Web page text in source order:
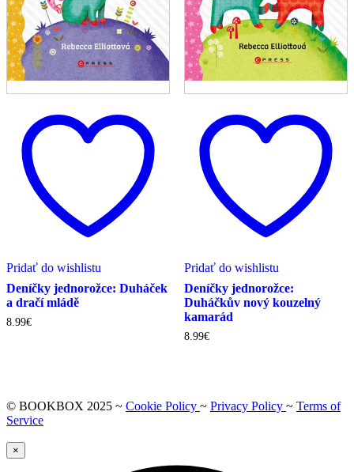
Pridať do wishlistu
Deníčky jednorožce: Duháček
a dračí mládě
8.99€
Pridať do wishlistu
Deníčky jednorožce:
Duháčkův nový kouzelný
kamarád
8.99€
© BOOKBOX 2025 ~ Cookie Policy ~ Privacy Policy ~ Terms of
Service
×